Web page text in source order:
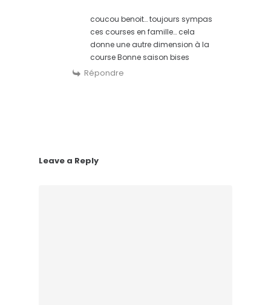
coucou benoit… toujours sympas
ces courses en famille… cela
donne une autre dimension à la
course Bonne saison bises
Répondre
Leave a Reply